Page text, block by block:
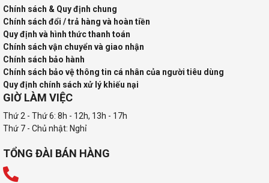
Chính sách & Quy định chung
Chính sách đổi / trả hàng và hoàn tiền
Quy định và hình thức thanh toán
Chính sách vận chuyển và giao nhận
Chính sách bảo hành
Chính sách bảo vệ thông tin cá nhân của người tiêu dùng
Quy định chính sách xử lý khiếu nại
GIỜ LÀM VIỆC
Thứ 2 - Thứ 6: 8h - 12h, 13h - 17h
Thứ 7 - Chủ nhật: Nghỉ
TỔNG ĐÀI BÁN HÀNG